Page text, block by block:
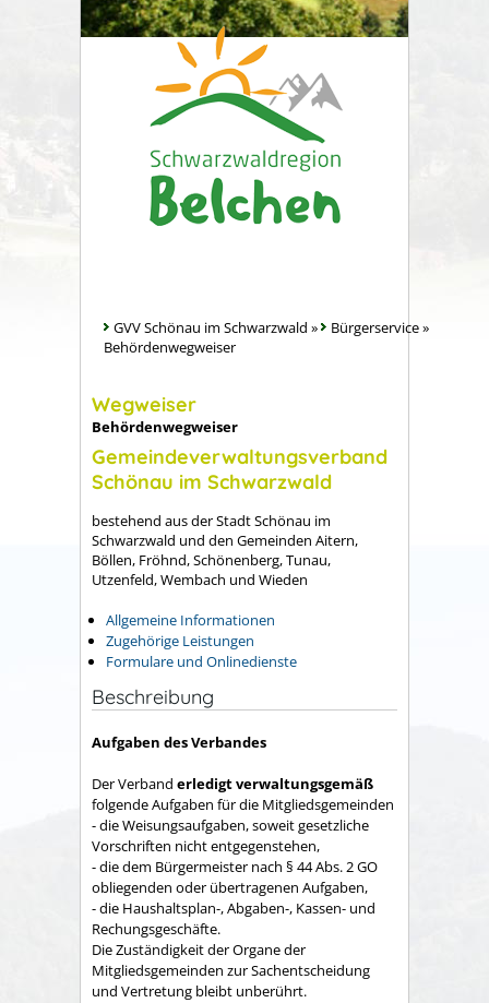
GVV Schönau im Schwarzwald » Bürgerservice»
Behördenwegweiser
Wegweiser
Behördenwegweiser
Gemeindeverwaltungsverband
Schönau im Schwarzwald
bestehend aus der Stadt Schönau im
Schwarzwald und den Gemeinden Aitern,
Böllen, Fröhnd, Schönenberg, Tunau,
Utzenfeld, Wembach und Wieden
Allgemeine Informationen
Zugehörige Leistungen
Formulare und Onlinedienste
Beschreibung
Aufgaben des Verbandes
Der Verband erledigt verwaltungsgemäß
folgende Aufgaben für die Mitgliedsgemeinden
- die Weisungsaufgaben, soweit gesetzliche
Vorschriften nicht entgegenstehen,
- die dem Bürgermeister nach § 44 Abs. 2 GO
obliegenden oder übertragenen Aufgaben,
- die Haushaltsplan-, Abgaben-, Kassen- und
Rechungs­geschäfte.
Die Zuständigkeit der Organe der
Mitgliedsgemeinden zur Sachent­scheidung
und Vertretung bleibt unberührt.